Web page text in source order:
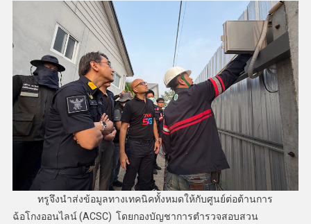
ทรูจึงนำส่งข้อมูลทางเทคนิคทั้งหมดให้กับศูนย์ต่อต้านการ
ฉ้อโกงออนไลน์ (ACSC) โดยกองบัญชาการตำรวจสอบสวน